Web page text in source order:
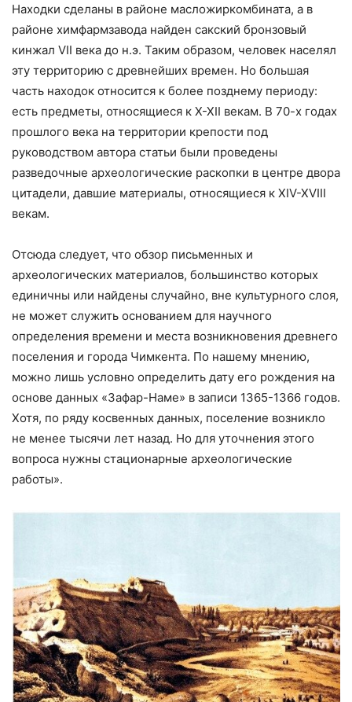
Находки сделаны в районе масложиркомбината, а в
районе химфармзавода найден сакский бронзовый
кинжал VII века до н.э. Таким образом, человек населял
эту территорию с древнейших времен. Но большая
часть находок относится к более позднему периоду:
есть предметы, относящиеся к X-XII векам. В 70-х годах
прошлого века на территории крепости под
руководством автора статьи были проведены
разведочные археологические раскопки в центре двора
цитадели, давшие материалы, относящиеся к ХIV-XVIII
векам.
Отсюда следует, что обзор письменных и
археологических материалов, большинство которых
единичны или найдены случайно, вне культурного слоя,
не может служить основанием для научного
определения времени и места возникновения древнего
поселения и города Чимкента. По нашему мнению,
можно лишь условно определить дату его рождения на
основе данных «Зафар-Наме» в записи 1365-1366 годов.
Хотя, по ряду косвенных данных, поселение возникло
не менее тысячи лет назад. Но для уточнения этого
вопроса нужны стационарные археологические
работы».